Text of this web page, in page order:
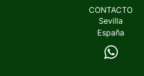
CONTACTO
Sevilla
España